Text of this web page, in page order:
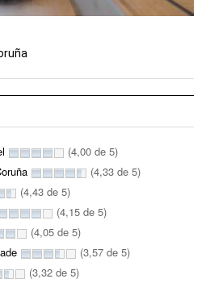
(4,00 de 5)
(4,33 de 5)
(4,43 de 5)
(4,15 de 5)
(4,05 de 5)
(3,57 de 5)
(3,32 de 5)